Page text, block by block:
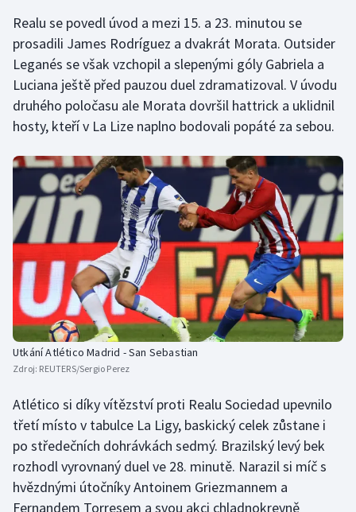
Lezení
Lyže a snowboard
Moderní pětiboj
Olympijské hry
Parasport
Plavání
Plážový volejbal
Ragby
Rychlobruslení
Rychlostní kanoistika
Short track
Sportovní střelba
Realu se povedl úvod a mezi 15. a 23. minutou se
prosadili James Rodríguez a dvakrát Morata. Outsider
Leganés se však vzchopil a slepenými góly Gabriela a
Luciana ještě před pauzou duel zdramatizoval. V úvodu
druhého poločasu ale Morata dovršil hattrick a uklidnil
hosty, kteří v La Lize naplno bodovali popáté za sebou.
Utkání Atlético Madrid - San Sebastian
Zdroj: REUTERS/Sergio Perez
Atlético si díky vítězství proti Realu Sociedad upevnilo
třetí místo v tabulce La Ligy, baskický celek zůstane i
po středečních dohrávkách sedmý. Brazilský levý bek
rozhodl vyrovnaný duel ve 28. minutě. Narazil si míč s
hvězdnými útočníky Antoinem Griezmannem a
Fernandem Torresem a svou akci chladnokrevně